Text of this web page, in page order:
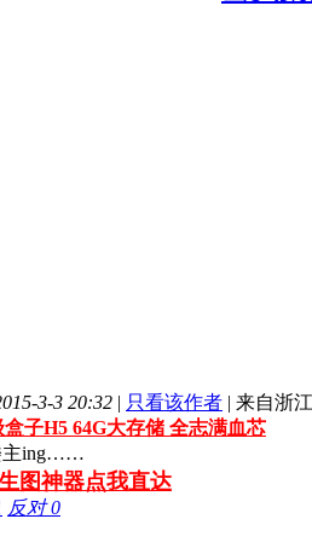
3-3 20:32 | 只看该作者 | 来自浙江
子H5 64G大存储 全志满血芯
主ing……
图神器点我直达
反对0